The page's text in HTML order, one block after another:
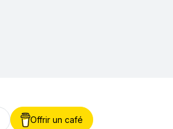
Offrir un café